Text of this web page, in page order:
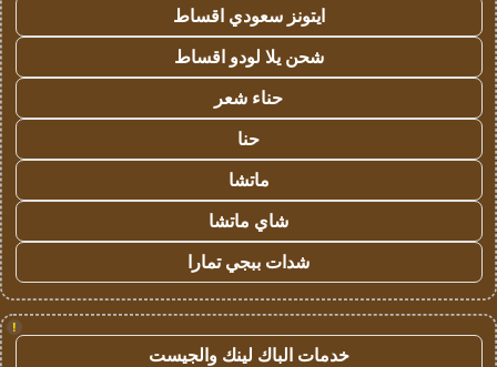
ايتونز سعودي اقساط
شحن يلا لودو اقساط
حناء شعر
حنا
ماتشا
شاي ماتشا
شدات ببجي تمارا
!
خدمات الباك لينك والجيست